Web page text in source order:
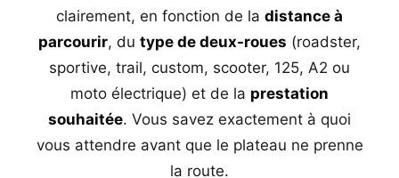
clairement, en fonction de la distance à
parcourir, du type de deux-roues (roadster,
sportive, trail, custom, scooter, 125, A2 ou
moto électrique) et de la prestation
souhaitée. Vous savez exactement à quoi
vous attendre avant que le plateau ne prenne
la route.